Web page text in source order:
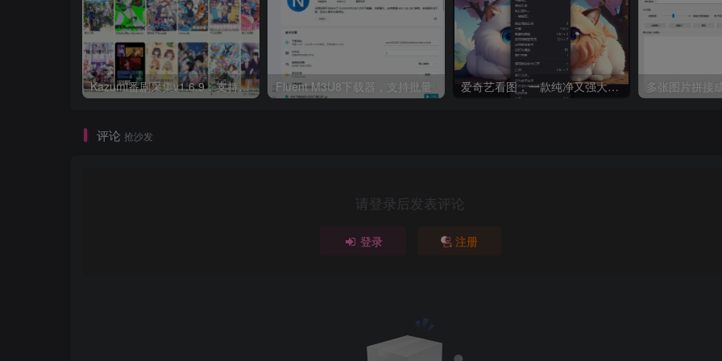
Kazumi番剧采集v1.6.9：支持自定义规则+在线观看+弹幕，跨平台下载 Fluent M3U8下载器，支持批量 爱奇艺看图，一款纯净又强大的看图工具 多张图片拼接
评论 抢沙发
请登录后发表评论
登录 注册